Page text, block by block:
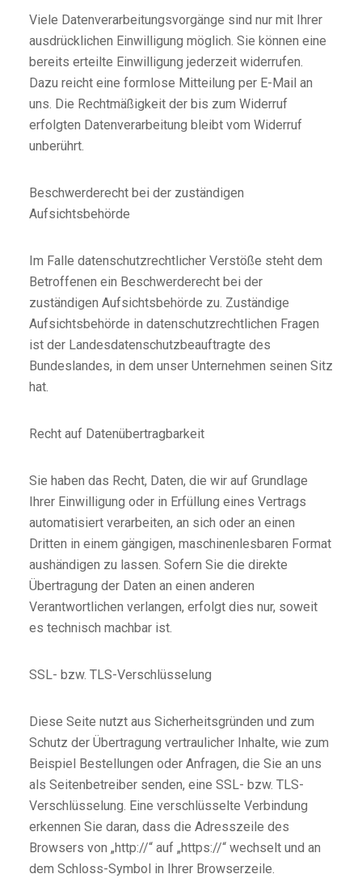
Viele Datenverarbeitungsvorgänge sind nur mit Ihrer
ausdrücklichen Einwilligung möglich. Sie können eine
bereits erteilte Einwilligung jederzeit widerrufen.
Dazu reicht eine formlose Mitteilung per E-Mail an
uns. Die Rechtmäßigkeit der bis zum Widerruf
erfolgten Datenverarbeitung bleibt vom Widerruf
unberührt.
Beschwerderecht bei der zuständigen
Aufsichtsbehörde
Im Falle datenschutzrechtlicher Verstöße steht dem
Betroffenen ein Beschwerderecht bei der
zuständigen Aufsichtsbehörde zu. Zuständige
Aufsichtsbehörde in datenschutzrechtlichen Fragen
ist der Landesdatenschutzbeauftragte des
Bundeslandes, in dem unser Unternehmen seinen Sitz
hat.
Recht auf Datenübertragbarkeit
Sie haben das Recht, Daten, die wir auf Grundlage
Ihrer Einwilligung oder in Erfüllung eines Vertrags
automatisiert verarbeiten, an sich oder an einen
Dritten in einem gängigen, maschinenlesbaren Format
aushändigen zu lassen. Sofern Sie die direkte
Übertragung der Daten an einen anderen
Verantwortlichen verlangen, erfolgt dies nur, soweit
es technisch machbar ist.
SSL- bzw. TLS-Verschlüsselung
Diese Seite nutzt aus Sicherheitsgründen und zum
Schutz der Übertragung vertraulicher Inhalte, wie zum
Beispiel Bestellungen oder Anfragen, die Sie an uns
als Seitenbetreiber senden, eine SSL- bzw. TLS-
Verschlüsselung. Eine verschlüsselte Verbindung
erkennen Sie daran, dass die Adresszeile des
Browsers von „http://“ auf „https://“ wechselt und an
dem Schloss-Symbol in Ihrer Browserzeile.